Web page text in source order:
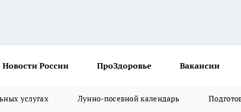
Новости России ПроЗдоровье Вакансии
услугах Лунно-посевной календарь